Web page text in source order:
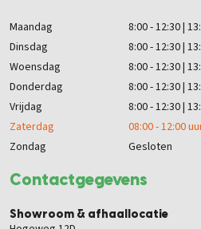
Contactgegevens
Showroom & afhaallocatie
Maandag
8:00 - 12:30 |
Dinsdag
8:00 - 12:30 |
Woensdag
8:00 - 12:30 |
Donderdag
8:00 - 12:30 |
Vrijdag
8:00 - 12:30 |
Zaterdag
08:00 - 12:00
Zondag
Gesloten